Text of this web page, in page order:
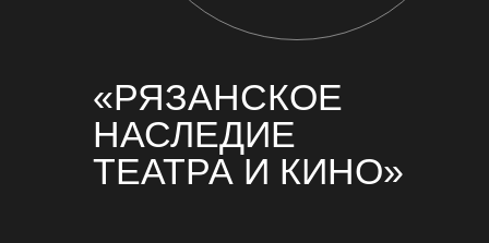
«РЯЗАНСКОЕ
НАСЛЕДИЕ
ТЕАТРА И КИНО»